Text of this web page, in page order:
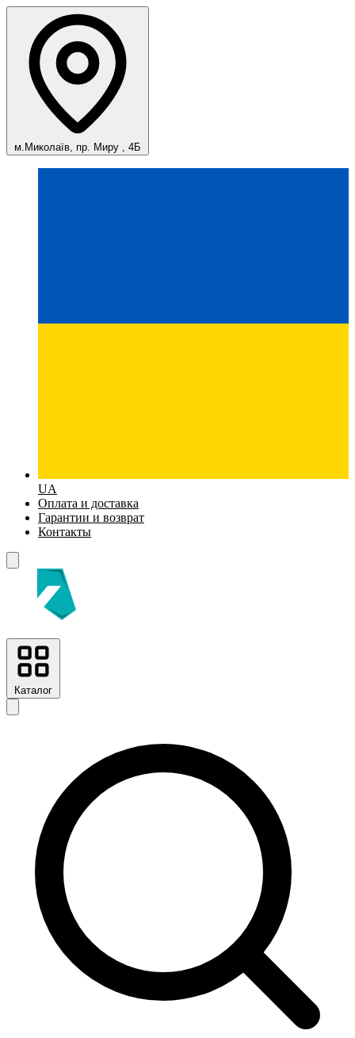
м.Миколаїв, пр. Миру , 4Б
UA
Оплата и доставка
Гарантии и возврат
Контакты
Каталог